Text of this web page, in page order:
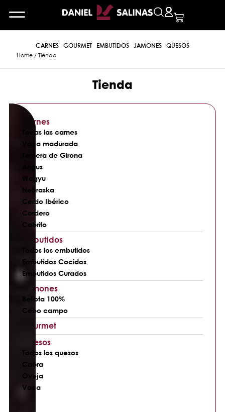
CARNES GOURMET EMBUTIDOS JAMONES QUESOS
Home/ Tienda
Tienda
Carnes
Todas las carnes
Vaca madurada
Ternera de Girona
Angus
Wagyu
Nebraska
Cerdo Ibérico
Cordero
Cabrito
Embutidos
Todos los embutidos
Embutidos Cocidos
Embutidos Curados
Jamones
Bellota 100%
Cebo campo
Gourmet
Quesos
Todos los quesos
Cabra
Oveja
Vaca